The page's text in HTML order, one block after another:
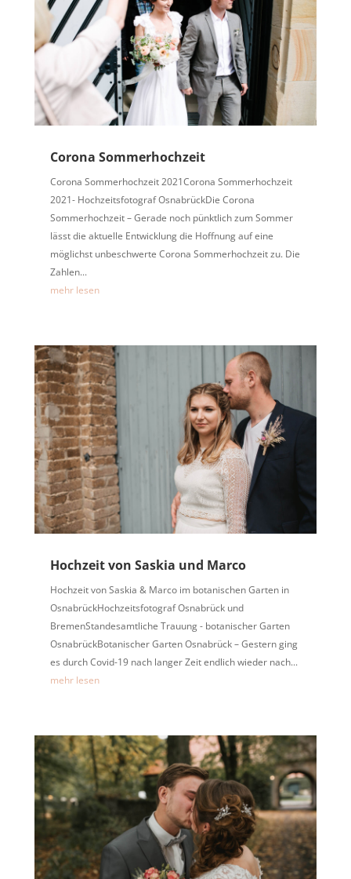
Corona Sommerhochzeit
Corona Sommerhochzeit 2021Corona Sommerhochzeit
2021- Hochzeitsfotograf OsnabrückDie Corona
Sommerhochzeit – Gerade noch pünktlich zum Sommer
lässt die aktuelle Entwicklung die Hoffnung auf eine
möglichst unbeschwerte Corona Sommerhochzeit zu. Die
Zahlen...
mehr lesen
Hochzeit von Saskia und Marco
Hochzeit von Saskia & Marco im botanischen Garten in
OsnabrückHochzeitsfotograf Osnabrück und
BremenStandesamtliche Trauung - botanischer Garten
OsnabrückBotanischer Garten Osnabrück – Gestern ging
es durch Covid-19 nach langer Zeit endlich wieder nach...
mehr lesen